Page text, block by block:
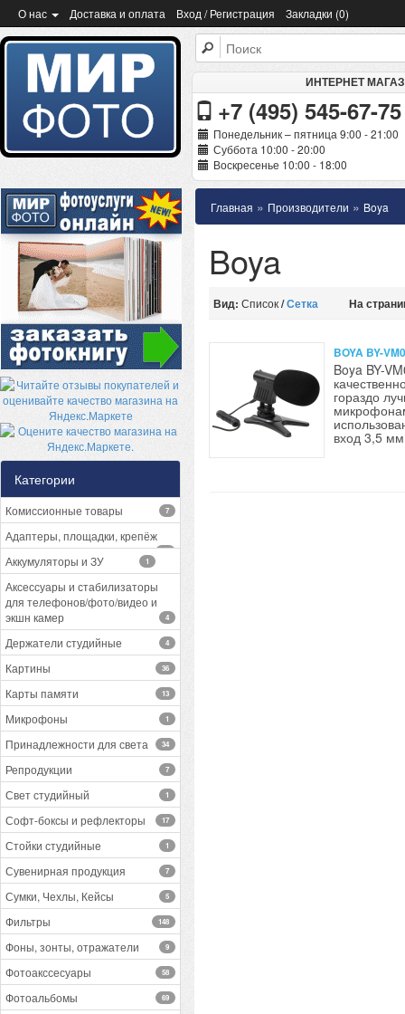
О нас Доставка и оплата Вход / Регистрация Закладки (0)
ИНТЕРНЕТ
+7 (495) 545-67-75
Понедельник – пятница 9:00 - 21:00
Суббота 10:00 - 20:00
Воскресенье 10:00 - 18:00
Категории
Комиссионные товары 7
Адаптеры, площадки, крепёж
13
Аккумуляторы и ЗУ 1
Аксессуары и стабилизаторы
для телефонов/фото/видео и
экшн камер
4
Держатели студийные 4
Картины 36
Карты памяти 13
Микрофоны 1
Принадлежности для света 34
Репродукции 7
Свет студийный 1
Софт-боксы и рефлекторы 17
Стойки студийные 1
Сувенирная продукция 7
Сумки, Чехлы, Кейсы 5
Фильтры 148
Фоны, зонты, отражатели 9
Фотоакссесуары 58
Фотоальбомы 69
Главная » Производители » Boya
Boya
Вид: Список/Сетка На
BOYA BY-
Boya BY-
гораздо
вход 3,5